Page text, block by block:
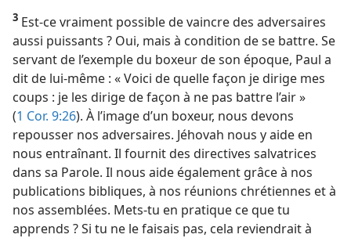
3 Est-​ce vraiment possible de vaincre des adversaires
aussi puissants ? Oui, mais à condition de se battre. Se
servant de l’exemple du boxeur de son époque, Paul a
dit de lui-​même : « Voici de quelle façon je dirige mes
coups : je les dirige de façon à ne pas battre l’air »
(1 Cor. 9:26). À l’image d’un boxeur, nous devons
repousser nos adversaires. Jéhovah nous y aide en
nous entraînant. Il fournit des directives salvatrices
dans sa Parole. Il nous aide également grâce à nos
publications bibliques, à nos réunions chrétiennes et à
nos assemblées. Mets-​tu en pratique ce que tu
apprends ? Si tu ne le faisais pas, cela reviendrait à